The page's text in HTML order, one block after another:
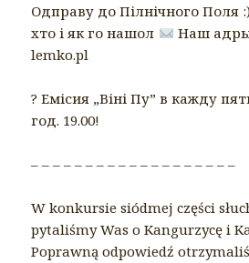
Одправу до Пілнічного Поля
хто і як го нашол
Наш
lemko.pl
? Емісия „Віні Пу” в кажду
год. 19.00!
– – – – – – – – – – – – – – – – – – –
W konkursie siódmej części
pytaliśmy Was o Kangurzycę i
Poprawną odpowiedź